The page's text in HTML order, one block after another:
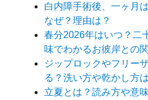
白内障手術後、一ヶ月
なぜ？理由は？
春分2026年はいつ？二
味でわかるお彼岸との
ジップロックやフリー
る？洗い方や乾かし方
立夏とは？読み方や意